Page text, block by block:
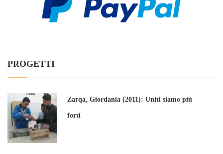
PROGETTI
Zarqa, Giordania (2011): Uniti siamo più
forti